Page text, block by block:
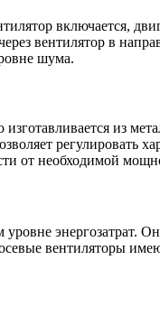
включается,
вентилятор в
шума.
из
регулировать
от необходимой
энергозатрат.
вентиляторы